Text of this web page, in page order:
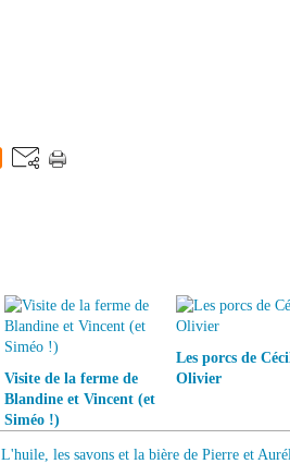
Visite de la ferme de
Blandine et Vincent (et
Siméo !)
Les porcs de
Olivier
L'huile, les savons et la bière de Pierre et